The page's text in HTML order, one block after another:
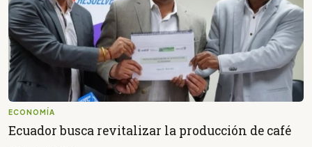
ECONOMÍA
Ecuador busca revitalizar la producción de café